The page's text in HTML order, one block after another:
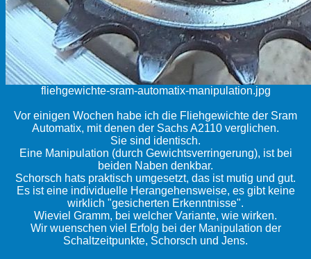
fliehgewichte-sram-automatix-manipulation.jpg
Vor einigen Wochen habe ich die Fliehgewichte der Sram
Automatix, mit denen der Sachs A2110 verglichen.
Sie sind identisch.
Eine Manipulation (durch Gewichtsverringerung), ist bei
beiden Naben denkbar.
Schorsch hats praktisch umgesetzt, das ist mutig und gut.
Es ist eine individuelle Herangehensweise, es gibt keine
wirklich "gesicherten Erkenntnisse".
Wieviel Gramm, bei welcher Variante, wie wirken.
Wir wuenschen viel Erfolg bei der Manipulation der
Schaltzeitpunkte, Schorsch und Jens.